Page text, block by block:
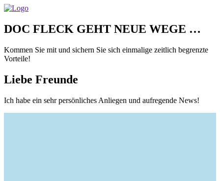
DOC FLECK GEHT NEUE WEGE …
Kommen Sie mit und sichern Sie sich einmalige zeitlich begrenzte
Vorteile!
Liebe Freunde
Ich habe ein sehr persönliches Anliegen und aufregende News!